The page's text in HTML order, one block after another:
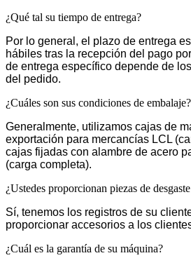
¿Qué tal su tiempo de entrega?
Por lo general, el plazo de entrega
hábiles tras la recepción del pago
de entrega específico depende de
del pedido.
¿Cuáles son sus condiciones de embalaje?
Generalmente, utilizamos cajas de
exportación para mercancías LCL
cajas fijadas con alambre de acero
(carga completa).
¿Ustedes proporcionan piezas de
Sí, tenemos los registros de su
proporcionar accesorios a los
¿Cuál es la garantía de su máquina?